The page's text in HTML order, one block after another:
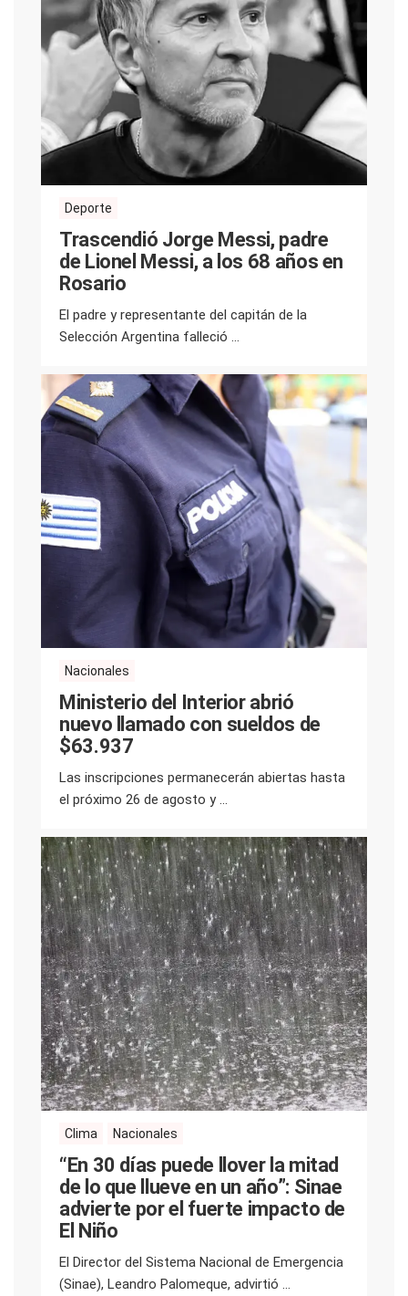
Deporte
Trascendió Jorge Messi, padre
de Lionel Messi, a los 68 años en
Rosario
El padre y representante del capitán de la
Selección Argentina falleció ...
Nacionales
Ministerio del Interior abrió
nuevo llamado con sueldos de
$63.937
Las inscripciones permanecerán abiertas hasta
el próximo 26 de agosto y ...
Clima Nacionales
“En 30 días puede llover la mitad
de lo que llueve en un año”: Sinae
advierte por el fuerte impacto de
El Niño
El Director del Sistema Nacional de Emergencia
(Sinae), Leandro Palomeque, advirtió ...